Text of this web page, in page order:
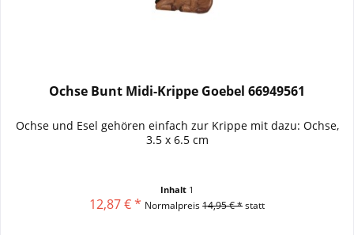
Ochse Bunt Midi-Krippe Goebel 66949561
Ochse und Esel gehören einfach zur Krippe mit dazu: Ochse,
3.5 x 6.5 cm
Inhalt 1
12,87 € * Normalpreis14,95 € *statt